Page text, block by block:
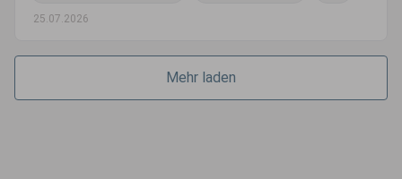
25.07.2026
Mehr laden